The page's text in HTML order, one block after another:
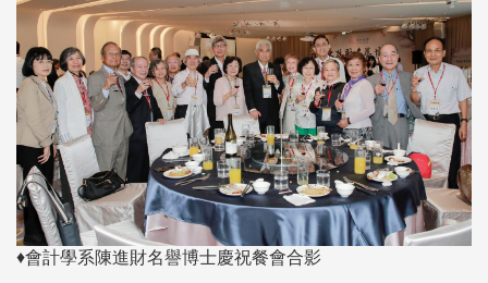
♦會計學系陳進財名譽博士慶祝餐會合影